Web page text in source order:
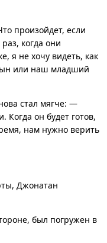
произойдет, если
когда они
я не хочу видеть, как
или наш младший
стал мягче: —
Когда он будет готов,
нам нужно верить
Джонатан
был погружен в